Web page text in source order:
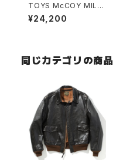
TOYS McCOY MILIT
ARY HEAVY WEIGHT
FULL ZIP SWEAT PA
¥24,200
同じカテゴリの商品